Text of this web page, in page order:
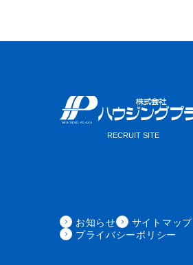
お知らせ
サイトマップ
プライバシーポリシー